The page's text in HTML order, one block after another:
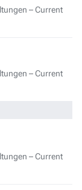
– Current
– Current
– Current